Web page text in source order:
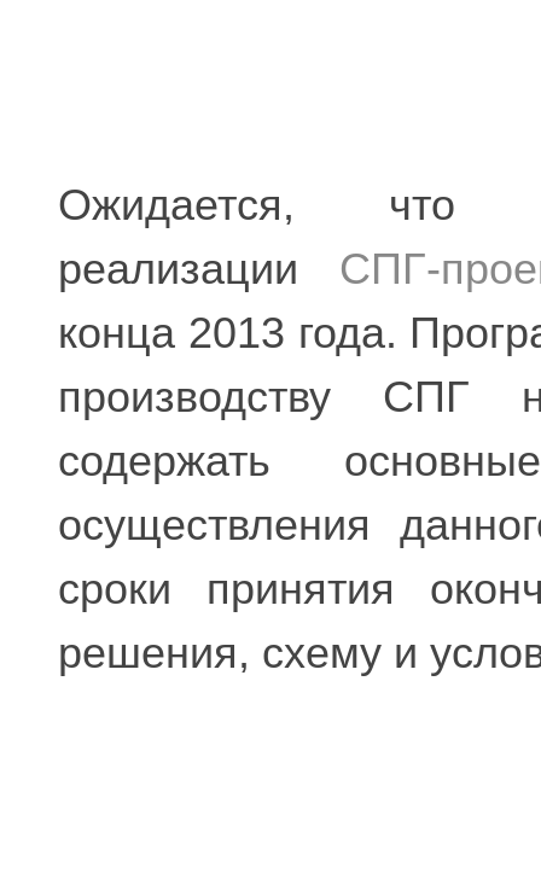
Ожидается, что
реализации СПГ-
конца 2013 года.
производству
содержать
осуществления
сроки принятия
решения, схему и